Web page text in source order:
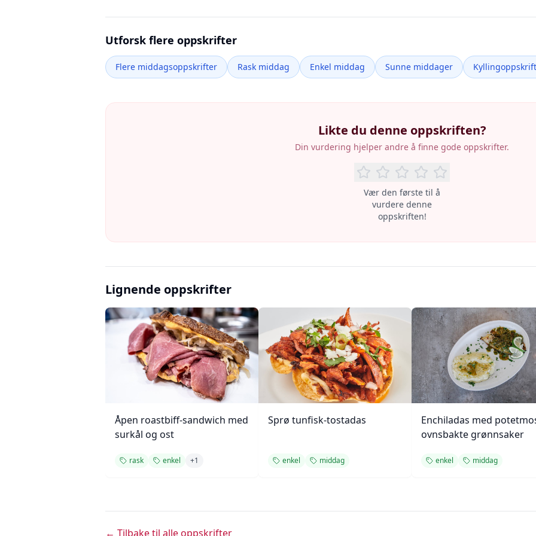
Utforsk flere oppskrifter
Flere middagsoppskrifter Rask middag Enkel middag Sunne middager
Likte du denne oppskriften?
Din vurdering hjelper andre å finne gode oppskrifter.
Vær den første til å
vurdere denne
oppskriften!
Lignende oppskrifter
Åpen roastbiff-sandwich med
surkål og ost
rask enkel +1
Sprø tunfisk-tostadas
enkel middag
Enchiladas med
ovnsbakte grønnsaker
enkel middag
← Tilbake til alle oppskrifter